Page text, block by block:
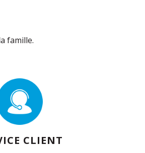
famille.
CLIENT